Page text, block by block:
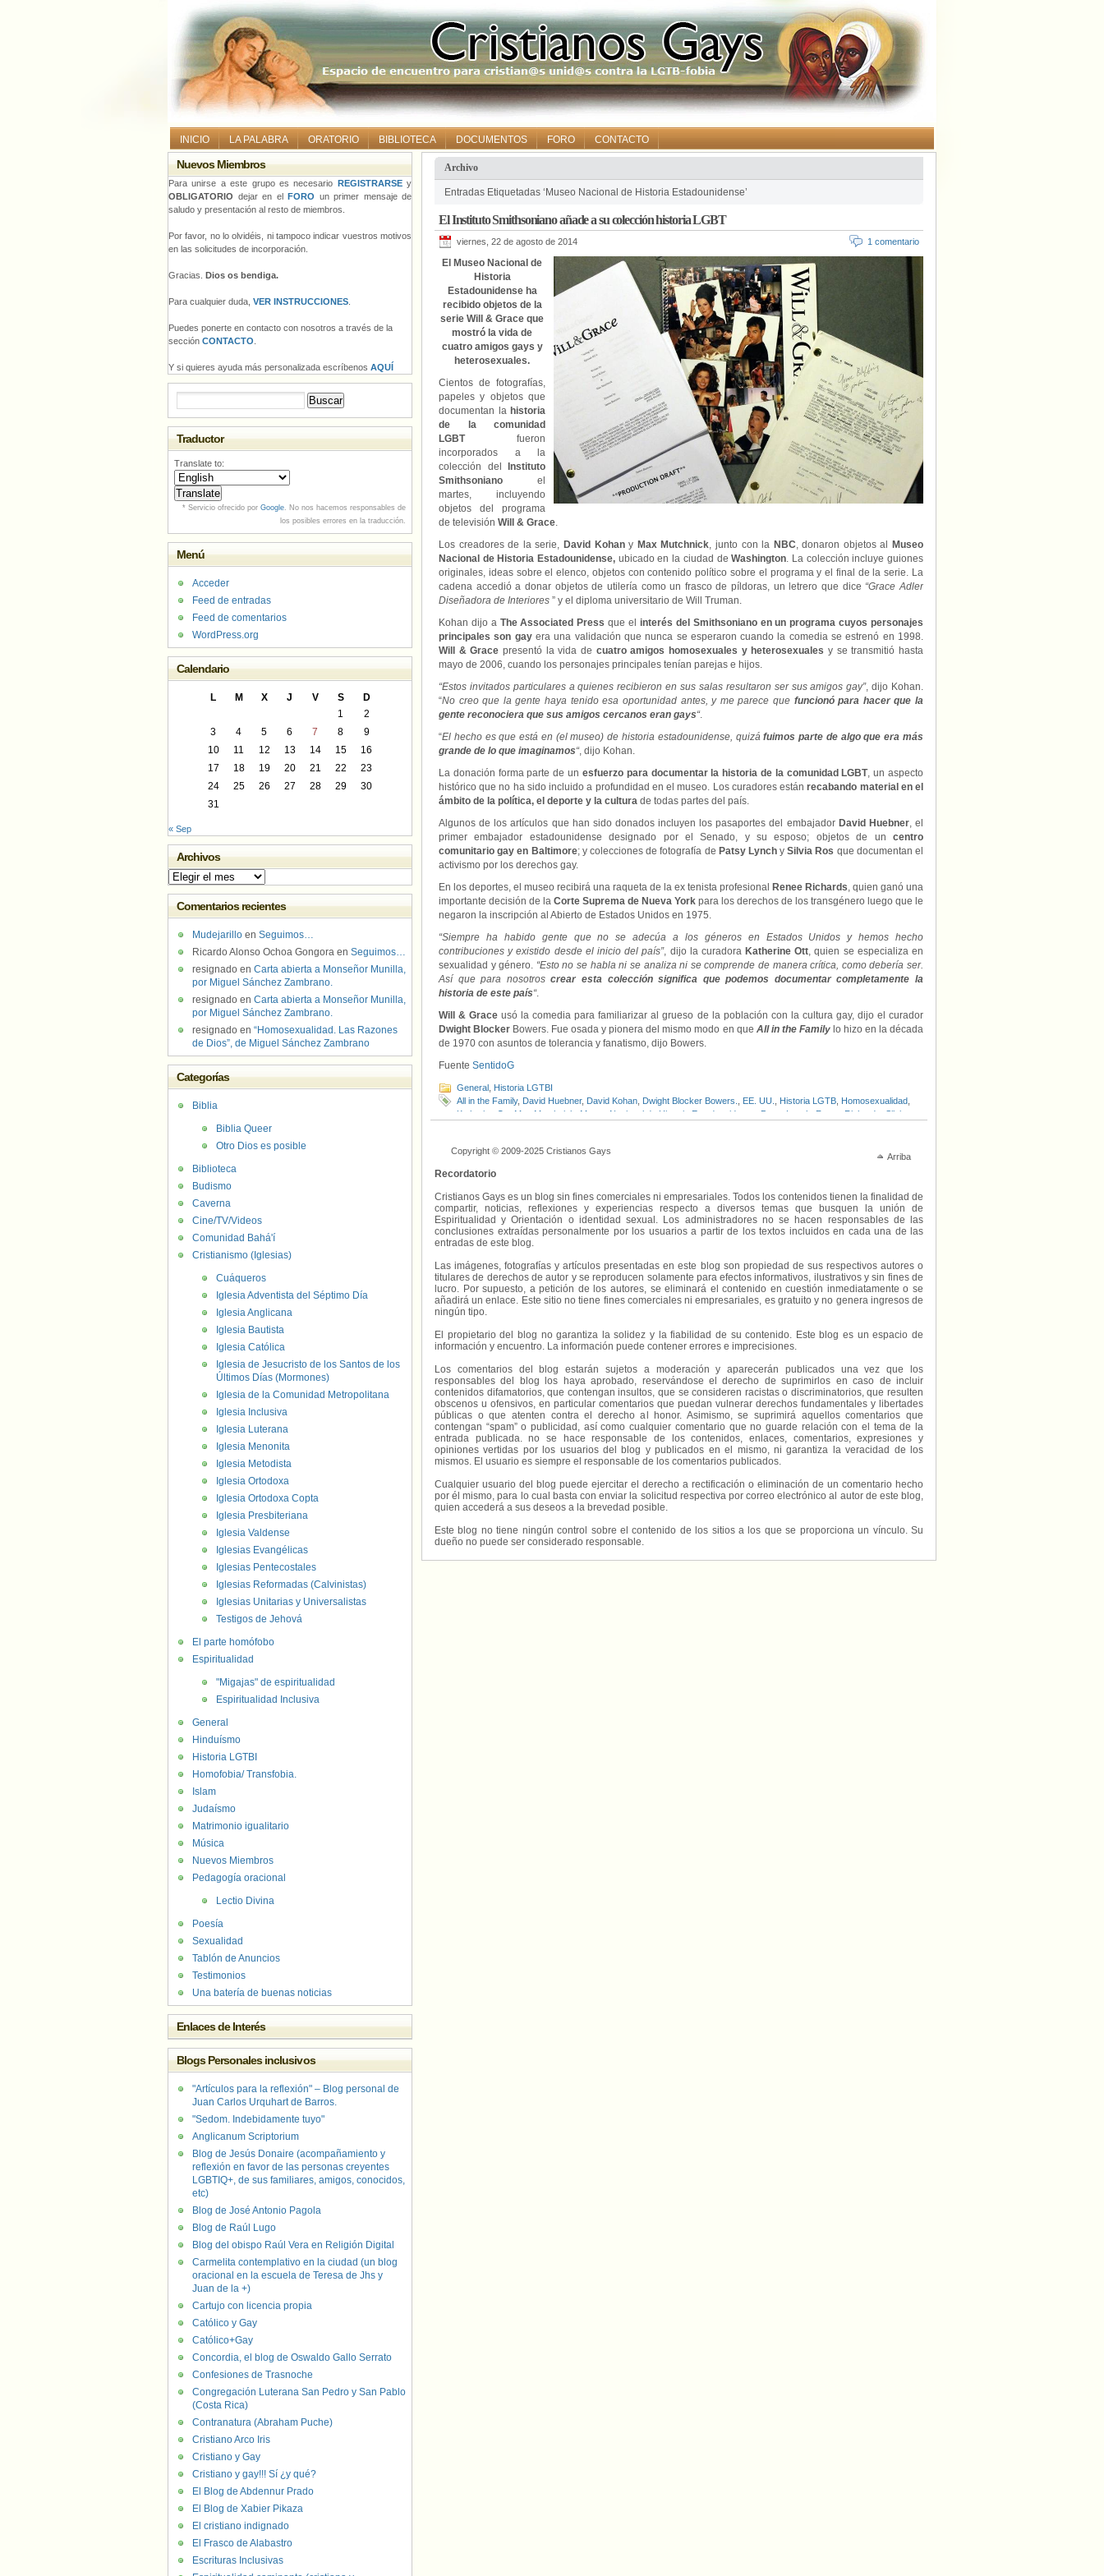
INICIO LA PALABRA ORATORIO BIBLIOTECA DOCUMENTOS FORO CONTACTO
Archivo
Entradas Etiquetadas ‘Museo Nacional de Historia Estadounidense’
El Instituto Smithsoniano añade a su colección historia LGBT
viernes, 22 de agosto de 2014 1 comentario
El Museo Nacional de
Historia
Estadounidense ha
recibido objetos de la
serie Will & Grace que
mostró la vida de
cuatro amigos gays y
heterosexuales.
Cientos de fotografías,
papeles y objetos que
documentan lahistoria
de la comunidad
LGBTfueron
incorporados a la
colección del
Instituto
Smithsoniano el
martes, incluyendo
objetos del programa
de televisión Will & Grace.
Los creadores de la serie, David Kohany Max Mutchnick, junto con la NBC, donaron objetos al
Museo
Nacional de Historia Estadounidense, ubicado en la ciudad de Washington. La colección incluye guiones
originales, ideas sobre el elenco, objetos con contenido político sobre el programa y el final de la serie. La
cadena accedió a donar objetos de utilería como un frasco de píldoras, un letrero que dice “Grace Adler
Diseñadora de Interiores ” y el diploma universitario de Will Truman.
Kohan dijo a The Associated Press que el interés del Smithsoniano en un programa cuyos personajes
principales son gayera una validación que nunca se esperaron cuando la comedia se estrenó en 1998.
Will & Grace presentó la vida de cuatro amigos homosexuales y heterosexuales y se transmitió hasta
mayo de 2006, cuando los personajes principales tenían parejas e hijos.
“Estos invitados particulares a quienes recibieron en sus salas resultaron ser sus amigos gay”, dijo Kohan.
“No creo que la gente haya tenido esa oportunidad antes, y me parece quefuncionó para hacer que la
gente reconociera que sus amigos cercanos eran gays“.
“El hecho es que está en (el museo) de historia estadounidense, quizáfuimos parte de algo que era más
grande de lo que imaginamos“, dijo Kohan.
La donación forma parte de un esfuerzo para documentar la historia de la comunidad LGBT, un aspecto
histórico que no ha sido incluido a profundidad en el museo. Los curadores estánrecabando material en el
ámbito de la política, el deporte y la cultura de todas partes del país.
Algunos de los artículos que han sido donados incluyen los pasaportes del embajador David Huebner, el
primer embajador estadounidense designado por el Senado, y su esposo; objetos de un centro
comunitario gay en Baltimore; y colecciones de fotografía de Patsy LynchySilvia Ros que documentan el
activismo por los derechos gay.
En los deportes, el museo recibirá una raqueta de la ex tenista profesional Renee Richards, quien ganó una
importante decisión de la Corte Suprema de Nueva York para los derechos de los transgénero luego que le
negaron la inscripción al Abierto de Estados Unidos en 1975.
“Siempre ha habido gente que no se adecúa a los géneros en Estados Unidos y hemos hecho
contribuciones y existido desde el inicio del país”, dijo la curadora Katherine Ott, quien se especializa en
sexualidad y género. “Esto no se habla ni se analiza ni se comprende de manera crítica, como debería ser.
Así que para nosotroscrear esta colección significa que podemos documentar completamente la
historia de este país“.
Will & Grace usó la comedia para familiarizar al grueso de la población con la cultura gay, dijo el curador
Dwight Blocker Bowers. Fue osada y pionera del mismo modo en que All in the Familylo hizo en la década
de 1970 con asuntos de tolerancia y fanatismo, dijo Bowers.
Fuente SentidoG
General Historia LGTBI
All in the Family, David Huebner, David Kohan Dwight Blocker Bowers. EE. UU. Historia LGTB Homosexualidad
Katherine Ott
Max Mutchnick Museo Nacional de Historia Estadounidense Patsy Lynch Renee Richards
Silvia
Arriba
Copyright © 2009-2025 Cristianos Gays
Recordatorio
Cristianos Gays es un blog sin fines comerciales ni empresariales. Todos los contenidos tienen la finalidad de
compartir, noticias, reflexiones y experiencias respecto a diversos temas que busquen la unión de
Espiritualidad y Orientación o identidad sexual. Los administradores no se hacen responsables de las
conclusiones extraídas personalmente por los usuarios a partir de los textos incluidos en cada una de las
entradas de este blog.
Las imágenes, fotografías y artículos presentadas en este blog son propiedad de sus respectivos autores o
titulares de derechos de autor y se reproducen solamente para efectos informativos, ilustrativos y sin fines de
lucro. Por supuesto, a petición de los autores, se eliminará el contenido en cuestión inmediatamente o se
añadirá un enlace. Este sitio no tiene fines comerciales ni empresariales, es gratuito y no genera ingresos de
ningún tipo.
El propietario del blog no garantiza la solidez y la fiabilidad de su contenido. Este blog es un espacio de
información y encuentro. La información puede contener errores e imprecisiones.
Los comentarios del blog estarán sujetos a moderación y aparecerán publicados una vez que los
responsables del blog los haya aprobado, reservándose el derecho de suprimirlos en caso de incluir
contenidos difamatorios, que contengan insultos, que se consideren racistas o discriminatorios, que resulten
obscenos u ofensivos, en particular comentarios que puedan vulnerar derechos fundamentales y libertades
públicas o que atenten contra el derecho al honor. Asimismo, se suprimirá aquellos comentarios que
contengan “spam” o publicidad, así como cualquier comentario que no guarde relación con el tema de la
entrada publicada. no se hace responsable de los contenidos, enlaces, comentarios, expresiones y
opiniones vertidas por los usuarios del blog y publicados en el mismo, ni garantiza la veracidad de los
mismos. El usuario es siempre el responsable de los comentarios publicados.
Cualquier usuario del blog puede ejercitar el derecho a rectificación o eliminación de un comentario hecho
por él mismo, para lo cual basta con enviar la solicitud respectiva por correo electrónico al autor de este blog,
quien accederá a sus deseos a la brevedad posible.
Este blog no tiene ningún control sobre el contenido de los sitios a los que se proporciona un vínculo. Su
dueño no puede ser considerado responsable.
Nuevos Miembros
Para unirse a este grupo es necesario REGISTRARSEy
OBLIGATORIO dejar en el FORO un primer mensaje de
saludo y presentación al resto de miembros.
Por favor, no lo olvidéis, ni tampoco indicar vuestros motivos
en las solicitudes de incorporación.
Gracias. Dios os bendiga.
Para cualquier duda, VER INSTRUCCIONES
Puedes ponerte en contacto con nosotros a través de la
sección CONTACTO
Y si quieres ayuda más personalizada escríbenos AQUÍ
Traductor
Translate to:
* Servicio ofrecido por Google. No nos hacemos responsables de
los posibles errores en la traducción.
Menú
Acceder
Feed de entradas
Feed de comentarios
WordPress.org
Calendario
L M X J V S
D
1
2
3
4 5 6 7 8
9
10
11 12 13 14 15
16
17
18 19 20 21 22
23
24
25 26 27 28 29
30
31
« Sep
Archivos
Archivos
Comentarios recientes
Mudejarillo en Seguimos…
Ricardo Alonso Ochoa Gongora en Seguimos…
resignado en Carta abierta a Monseñor Munilla,
por Miguel Sánchez Zambrano.
resignado en Carta abierta a Monseñor Munilla,
por Miguel Sánchez Zambrano.
resignado en “Homosexualidad. Las Razones
de Dios”, de Miguel Sánchez Zambrano
Categorías
Biblia
Biblia Queer
Otro Dios es posible
Biblioteca
Budismo
Caverna
Cine/TV/Videos
Comunidad Bahá'í
Cristianismo (Iglesias)
Cuáqueros
Iglesia Adventista del Séptimo Día
Iglesia Anglicana
Iglesia Bautista
Iglesia Católica
Iglesia de Jesucristo de los Santos de los
Últimos Días (Mormones)
Iglesia de la Comunidad Metropolitana
Iglesia Inclusiva
Iglesia Luterana
Iglesia Menonita
Iglesia Metodista
Iglesia Ortodoxa
Iglesia Ortodoxa Copta
Iglesia Presbiteriana
Iglesia Valdense
Iglesias Evangélicas
Iglesias Pentecostales
Iglesias Reformadas (Calvinistas)
Iglesias Unitarias y Universalistas
Testigos de Jehová
El parte homófobo
Espiritualidad
"Migajas" de espiritualidad
Espiritualidad Inclusiva
General
Hinduísmo
Historia LGTBI
Homofobia/ Transfobia.
Islam
Judaísmo
Matrimonio igualitario
Música
Nuevos Miembros
Pedagogía oracional
Lectio Divina
Poesía
Sexualidad
Tablón de Anuncios
Testimonios
Una batería de buenas noticias
Enlaces de Interés
Blogs Personales inclusivos
"Artículos para la reflexión" – Blog personal de
Juan Carlos Urquhart de Barros.
"Sedom. Indebidamente tuyo"
Anglicanum Scriptorium
Blog de Jesús Donaire (acompañamiento y
reflexión en favor de las personas creyentes
LGBTIQ+, de sus familiares, amigos, conocidos,
etc)
Blog de José Antonio Pagola
Blog de Raúl Lugo
Blog del obispo Raúl Vera en Religión Digital
Carmelita contemplativo en la ciudad (un blog
oracional en la escuela de Teresa de Jhs y
Juan de la +)
Cartujo con licencia propia
Católico y Gay
Católico+Gay
Concordia, el blog de Oswaldo Gallo Serrato
Confesiones de Trasnoche
Congregación Luterana San Pedro y San Pablo
(Costa Rica)
Contranatura (Abraham Puche)
Cristiano Arco Iris
Cristiano y Gay
Cristiano y gay!!! Sí ¿y qué?
El Blog de Abdennur Prado
El Blog de Xabier Pikaza
El cristiano indignado
El Frasco de Alabastro
Escrituras Inclusivas